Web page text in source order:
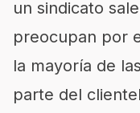
un sindicato
preocupan por
la mayoría de
parte del